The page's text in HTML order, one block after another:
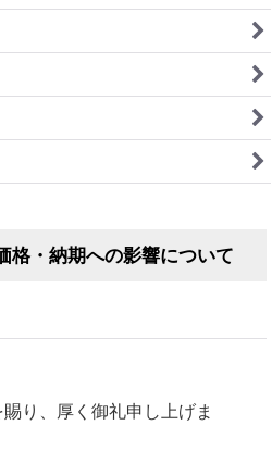
格・納期への影響について
り、厚く御礼申し上げま